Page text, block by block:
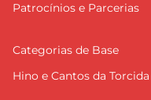
Patrocínios e Parcerias
Categorias de Base
Hino e Cantos da Torcida